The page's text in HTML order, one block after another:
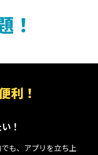
！
利！
！
も、アプリを立ち上